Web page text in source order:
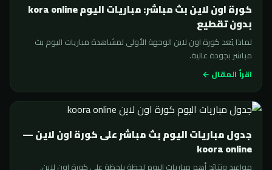
كورة اون لاين بث مباشر: مباريات اليوم kora online
بدون تقطيع
لماذا يُعد كورة اون لاين الوجهة الأولى لمشاهدة مباريات اليوم بث
مباشر بجودة عالية.
اقرأ المقال ←
جدول مباريات اليوم بث مباشر على كورة اون لاين —
koora online
مواعيد ونتائج أهم مباريات اليوم لحظة بلحظة على كورة اون لاين.